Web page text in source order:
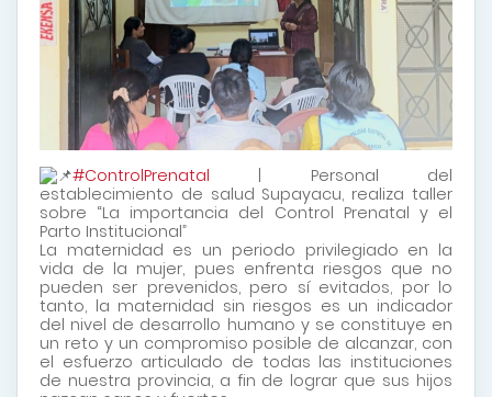
#ControlPrenatal | Personal del
establecimiento de salud Supayacu, realiza taller
sobre “La importancia del Control Prenatal y el
Parto Institucional”
La maternidad es un periodo privilegiado en la
vida de la mujer, pues enfrenta riesgos que no
pueden ser prevenidos, pero sí evitados, por lo
tanto, la maternidad sin riesgos es un indicador
del nivel de desarrollo humano y se constituye en
un reto y un compromiso posible de alcanzar, con
el esfuerzo articulado de todas las instituciones
de nuestra provincia, a fin de lograr que sus hijos